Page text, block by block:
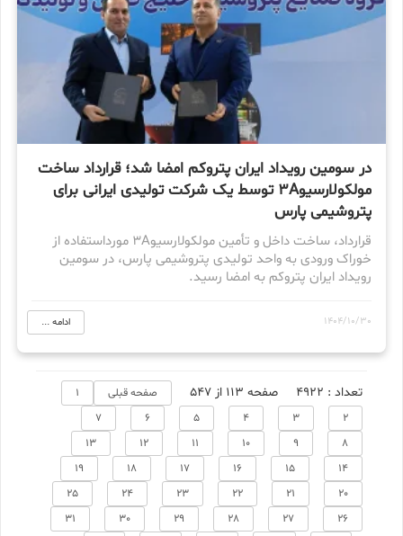
در سومین رویداد ایران پتروکم امضا شد؛ قرارداد ساخت
مولکولارسیو3A توسط یک شرکت تولیدی ایرانی برای
پتروشیمی پارس
قرارداد، ساخت داخل و تأمین مولکولارسیو3A مورداستفاده از
خوراک ورودی به واحد تولیدی پتروشیمی پارس، در سومین
رویداد ایران پتروکم به امضا رسید.
1404/10/30 ادامه ...
تعداد : 4922 صفحه 113 از 547 صفحه قبلی
1
2
3
4
5
6
7
8
9
10
11
12
13
14
15
16
17
18
19
20
21
22
23
24
25
26
27
28
29
30
31